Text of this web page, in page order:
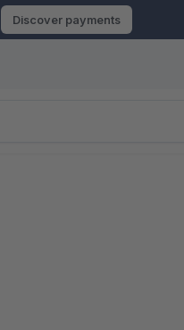
Discover payments